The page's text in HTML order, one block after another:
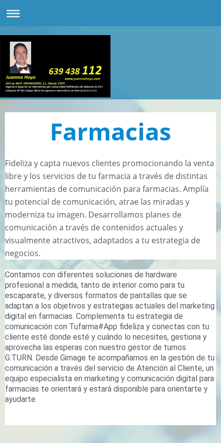
Farmacias
Fideliza y capta nuevos clientes promocionando la venta
libre y los servicios de tu farmacia a través de distintas
herramientas de comunicación para farmacias. Amplía
tu potencial de comunicación, atrae las miradas y
moderniza tu imagen. Desarrollamos planes de
comunicación a través de contenidos actuales y
visualmente atractivos, adaptados a tu estrategia de
negocios.
Contamos con diferentes soluciones de hardware
profesional a medida, tanto de interior como para tu
escaparate, y diversos formatos de pantallas que se
adaptan a los objetivos y estrategias actuales del marketing
digital en farmacias. Complementa tu estrategia de
comunicación con Tufarma#App fideliza y conectas con tu
cliente esté donde esté y cuándo lo necesites, gestiona y
aprovecha las esperas con nuestro gestor de turnos
G:TURN. Desde Gimage te acompañamos en la gestión de tu
comunicación a través del servicio de Atención al Cliente, un
equipo especialista en marketing y comunicación digital para
farmacias te orientará y estará disponible para orientarte y
ayudarte.